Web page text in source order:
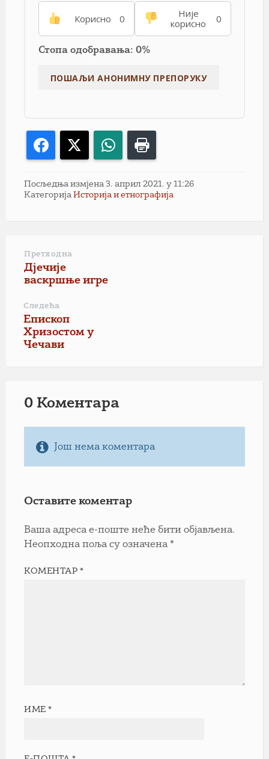
Корисно 0
Није
корисно
0
Стопа одобравања: 0%
Facebook WhatsApp
Посљедња измјена 3. април 2021. у 11:26
Категорија Историја и етнографија
Претходна
Дјечије
васкршње игре
Следећа
Епископ
Хризостом у
Чечави
0 Коментарa
Још нема коментара
Оставите коментар
Ваша адреса е-поште неће бити објављена.
Неопходна поља су означена *
КОМЕНТАР*
ИМЕ*